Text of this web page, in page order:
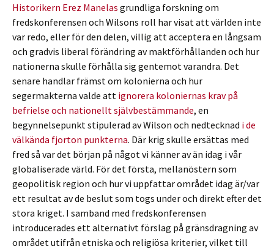
Historikern Erez Manelas grundliga forskning om
fredskonferensen och Wilsons roll har visat att världen inte
var redo, eller för den delen, villig att acceptera en långsam
och gradvis liberal förändring av maktförhållanden och hur
nationerna skulle förhålla sig gentemot varandra. Det
senare handlar främst om kolonierna och hur
segermakterna valde att ignorera koloniernas krav på
befrielse och nationellt självbestämmande, en
begynnelsepunkt stipulerad av Wilson och nedtecknad i de
välkända fjorton punkterna. Där krig skulle ersättas med
fred så var det början på något vi känner av än idag i vår
globaliserade värld. För det första, mellanöstern som
geopolitisk region och hur vi uppfattar området idag är/var
ett resultat av de beslut som togs under och direkt efter det
stora kriget. I samband med fredskonferensen
introducerades ett alternativt förslag på gränsdragning av
området utifrån etniska och religiösa kriterier, vilket till